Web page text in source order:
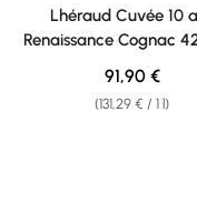
Lhéraud Cuvée 10
Renaissance Cognac
0,70l
(131,29 € / 1 l)
Regular
91,90 €